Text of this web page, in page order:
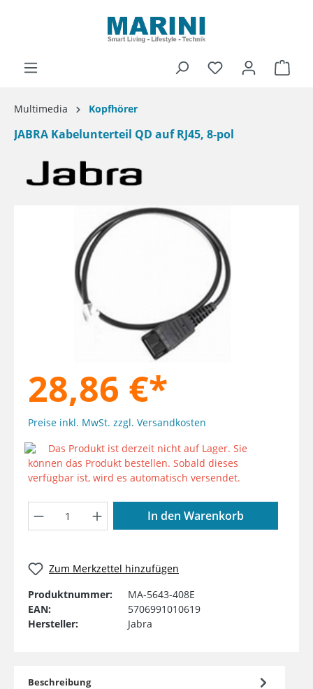
Multimedia Kopfhörer
JABRA Kabelunterteil QD auf RJ45, 8-pol
Bildergalerie überspringen
28,86 €*
Preise inkl. MwSt. zzgl. Versandkosten
Das Produkt ist derzeit nicht auf Lager. Sie
können das Produkt bestellen. Sobald dieses
verfügbar ist, wird es automatisch versendet.
Produkt Anzahl: Gib den
In den Warenkorb
Zum Merkzettel hinzufügen
Produktnummer:
MA-5643-408E
EAN:
5706991010619
Hersteller:
Jabra
Beschreibung